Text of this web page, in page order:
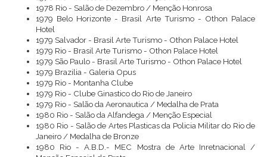
1978 Rio - Salão de Dezembro / Menção Honrosa
1979 Belo Horizonte - Brasil Arte Turismo - Othon Palace
Hotel
1979 Salvador - Brasil Arte Turismo - Othon Palace Hotel
1979 Rio - Brasil Arte Turismo - Othon Palace Hotel
1979 São Paulo - Brasil Arte Turismo - Othon Palace Hotel
1979 Brazilia - Galeria Opus
1979 Rio - Montanha Clube
1979 Rio - Clube Ginastico do Rio de Janeiro
1979 Rio - Salão da Aeronautica / Medalha de Prata
1980 Rio - Salão da Alfandega / Menção Especial
1980 Rio - Salão de Artes Plasticas da Policia Militar do Rio de
Janeiro / Medalha de Bronze
1980 Rio - A.B.D.- MEC Mostra de Arte Inretnacional /